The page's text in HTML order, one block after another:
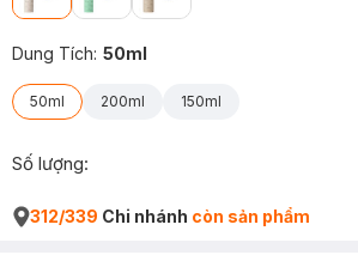
Dung Tích: 50ml
50ml 200ml 150ml
Số lượng:
312/339 Chi nhánh còn sản phẩm